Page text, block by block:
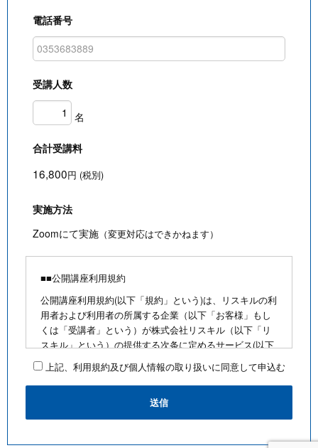
電話番号
受講人数
名
合計受講料
16,800円 (税別)
実施方法
Zoomにて実施 （変更対応はできかねます）
■■公開講座利用規約
公開講座利用規約(以下「規約」という)は、リスキルの利
用者および利用者の所属する企業（以下「お客様」もし
くは「受講者」という）が株式会社リスキル（以下「リ
スキル」という）の提供する次条に定めるサービス(以下
「公開講座」という)を利用するにあたり、お客様に遵守
していただく事項を定めたものです。
■公開講座お申込みにあたって
・最少催行人数を満たさないなど合理的な事由がある場
とします
上記、利用規約及び個人情報の取り扱いに同意して申込む